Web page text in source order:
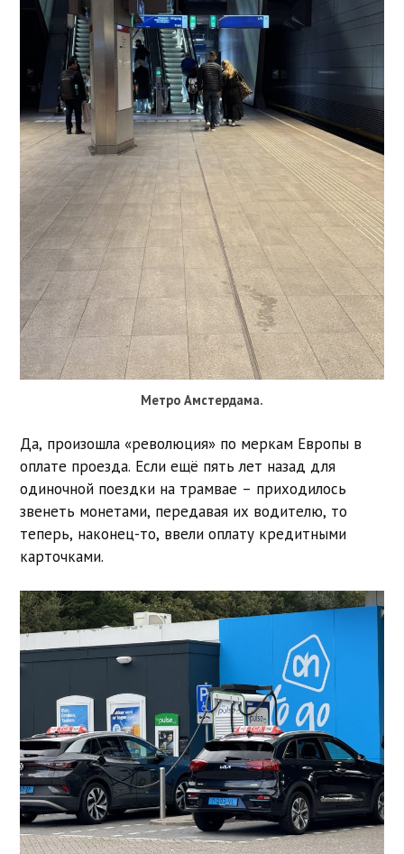
Метро Амстердама.
Да, произошла «революция» по меркам Европы в
оплате проезда. Если ещё пять лет назад для
одиночной поездки на трамвае – приходилось
звенеть монетами, передавая их водителю, то
теперь, наконец-то, ввели оплату кредитными
карточками.